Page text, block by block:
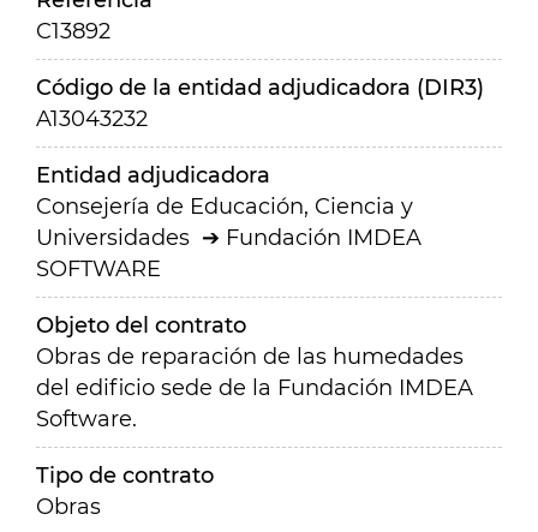
C13892
Código de la entidad adjudicadora (DIR3)
A13043232
Entidad adjudicadora
Consejería de Educación, Ciencia y
Universidades
Fundación IMDEA
SOFTWARE
Objeto del contrato
Obras de reparación de las humedades
del edificio sede de la Fundación IMDEA
Software.
Tipo de contrato
Obras